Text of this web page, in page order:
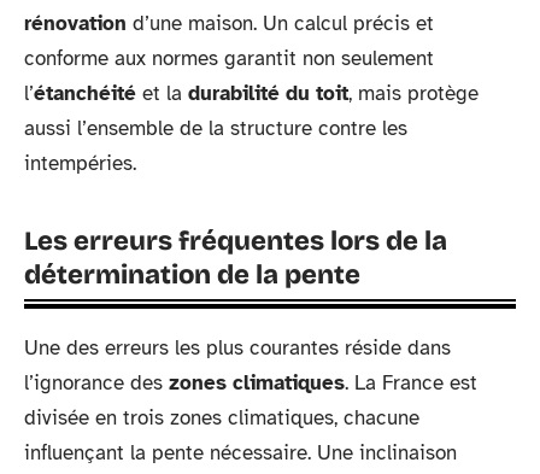
rénovation d’une maison. Un calcul précis et
conforme aux normes garantit non seulement
l’étanchéité et la durabilité du toit, mais protège
aussi l’ensemble de la structure contre les
intempéries.
Les erreurs fréquentes lors de la
détermination de la pente
Une des erreurs les plus courantes réside dans
l’ignorance des zones climatiques. La France est
divisée en trois zones climatiques, chacune
influençant la pente nécessaire. Une inclinaison